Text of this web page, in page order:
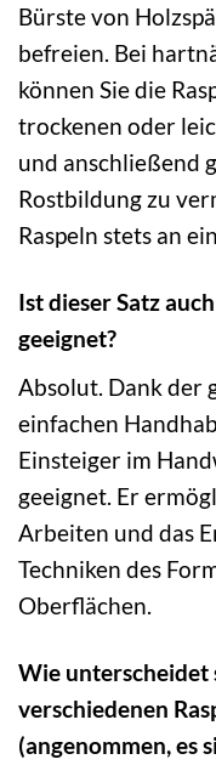
Bürste von
befreien. Bei
können Sie die
trockenen oder
und anschließend
Rostbildung zu
Raspeln stets an
Ist dieser Satz
geeignet?
Absolut. Dank der
einfachen
Einsteiger im
geeignet. Er
Arbeiten und das
Techniken des
Oberflächen.
Wie unterscheidet
verschiedenen
(angenommen, es